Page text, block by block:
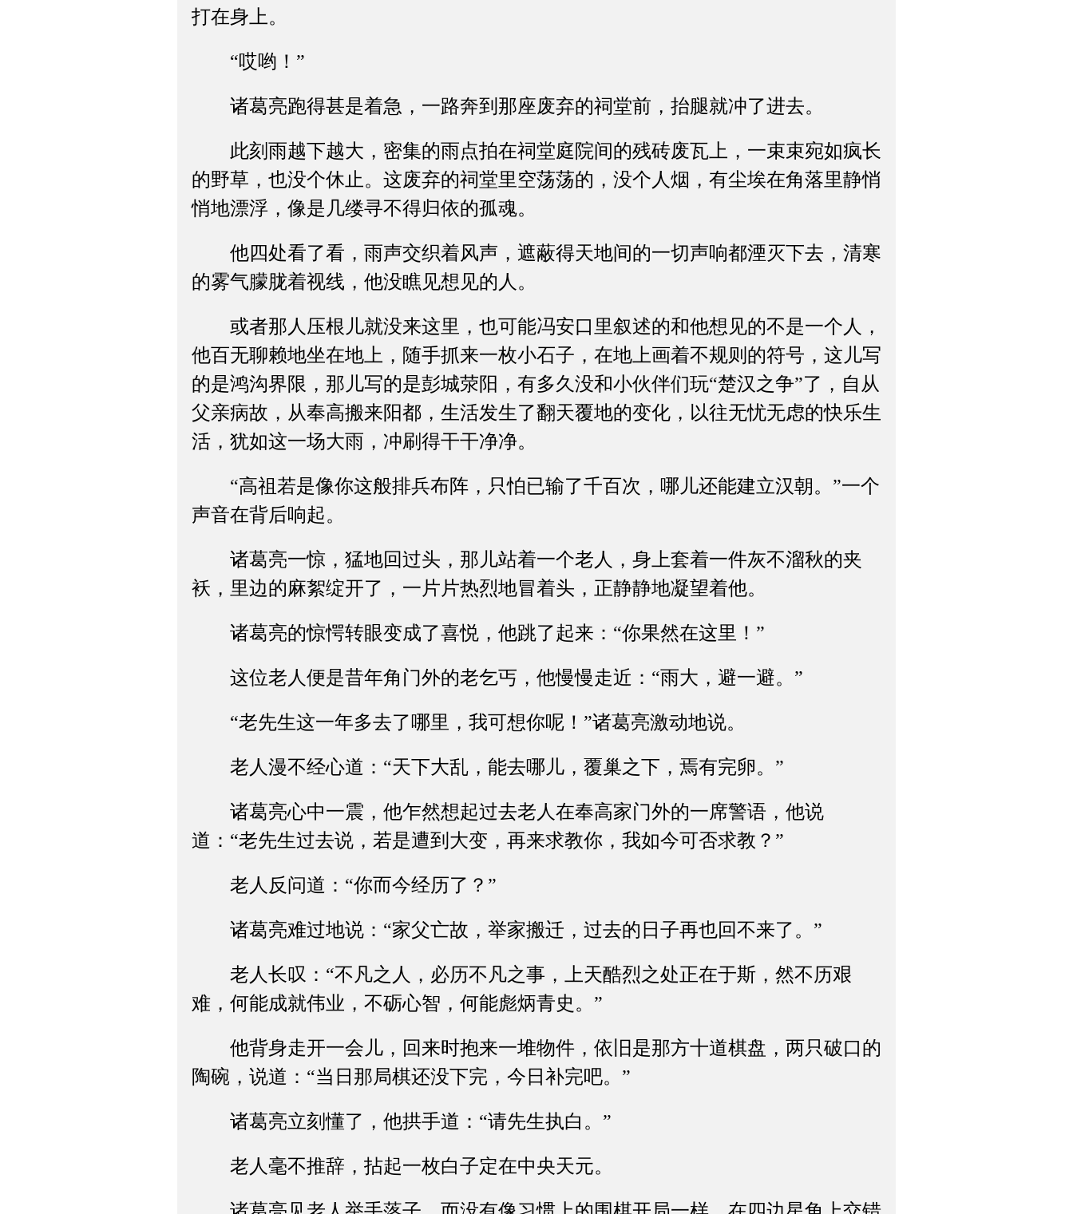
打在身上。
“哎哟！”
诸葛亮跑得甚是着急，一路奔到那座废弃的祠堂前，抬腿就冲了进去。
此刻雨越下越大，密集的雨点拍在祠堂庭院间的残砖废瓦上，一束束宛如疯长
的野草，也没个休止。这废弃的祠堂里空荡荡的，没个人烟，有尘埃在角落里静悄
悄地漂浮，像是几缕寻不得归依的孤魂。
他四处看了看，雨声交织着风声，遮蔽得天地间的一切声响都湮灭下去，清寒
的雾气朦胧着视线，他没瞧见想见的人。
或者那人压根儿就没来这里，也可能冯安口里叙述的和他想见的不是一个人，
他百无聊赖地坐在地上，随手抓来一枚小石子，在地上画着不规则的符号，这儿写
的是鸿沟界限，那儿写的是彭城荥阳，有多久没和小伙伴们玩“楚汉之争”了，自从
父亲病故，从奉高搬来阳都，生活发生了翻天覆地的变化，以往无忧无虑的快乐生
活，犹如这一场大雨，冲刷得干干净净。
“高祖若是像你这般排兵布阵，只怕已输了千百次，哪儿还能建立汉朝。”一个
声音在背后响起。
诸葛亮一惊，猛地回过头，那儿站着一个老人，身上套着一件灰不溜秋的夹
袄，里边的麻絮绽开了，一片片热烈地冒着头，正静静地凝望着他。
诸葛亮的惊愕转眼变成了喜悦，他跳了起来：“你果然在这里！”
这位老人便是昔年角门外的老乞丐，他慢慢走近：“雨大，避一避。”
“老先生这一年多去了哪里，我可想你呢！”诸葛亮激动地说。
老人漫不经心道：“天下大乱，能去哪儿，覆巢之下，焉有完卵。”
诸葛亮心中一震，他乍然想起过去老人在奉高家门外的一席警语，他说
道：“老先生过去说，若是遭到大变，再来求教你，我如今可否求教？”
老人反问道：“你而今经历了？”
诸葛亮难过地说：“家父亡故，举家搬迁，过去的日子再也回不来了。”
老人长叹：“不凡之人，必历不凡之事，上天酷烈之处正在于斯，然不历艰
难，何能成就伟业，不砺心智，何能彪炳青史。”
他背身走开一会儿，回来时抱来一堆物件，依旧是那方十道棋盘，两只破口的
陶碗，说道：“当日那局棋还没下完，今日补完吧。”
诸葛亮立刻懂了，他拱手道：“请先生执白。”
老人毫不推辞，拈起一枚白子定在中央天元。